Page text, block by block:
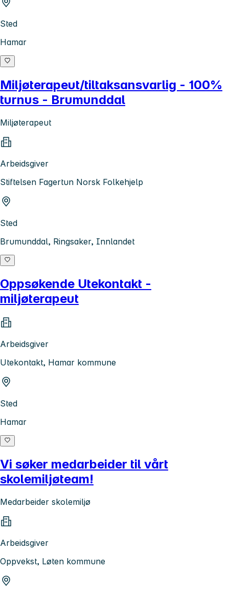
Sted
Hamar
Miljøterapeut/tiltaksansvarlig - 100%
turnus - Brumunddal
Miljøterapeut
Arbeidsgiver
Stiftelsen Fagertun Norsk Folkehjelp
Sted
Brumunddal, Ringsaker, Innlandet
Oppsøkende Utekontakt -
miljøterapeut
Arbeidsgiver
Utekontakt, Hamar kommune
Sted
Hamar
Vi søker medarbeider til vårt
skolemiljøteam!
Medarbeider skolemiljø
Arbeidsgiver
Oppvekst, Løten kommune